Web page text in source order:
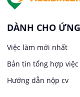
Hàng hải / Hàng
Việc làm tại Tân An
Việc làm tại An Bình
Việc làm tại Thới
DÀNH CHO
Việc làm mới nhất
Bản tin tổng hợp
Hướng dẫn nộp cv